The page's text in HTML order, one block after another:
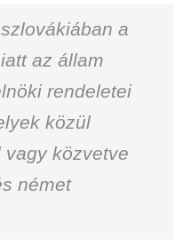
a
az állam
rendeletei
közül
közvetve
német